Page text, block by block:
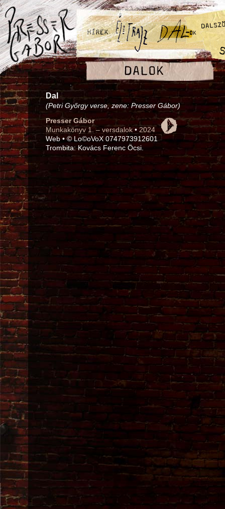
Dal
(Petri Győrgy verse, zene: Presser Gábor)
Presser Gábor
Munkakönyv 1. – versdalok • 2024
Web • © Lo©oVoX 0747973912601
Trombita: Kovács Ferenc Öcsi.